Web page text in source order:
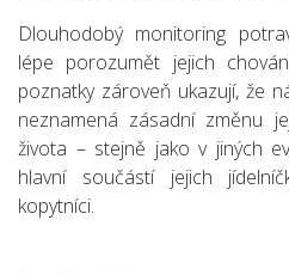
Dlouhodobý monitoring
lépe porozumět jejich
poznatky zároveň ukazují, že
neznamená zásadní změnu
života – stejně jako v jiných
hlavní součástí jejich
kopytníci.